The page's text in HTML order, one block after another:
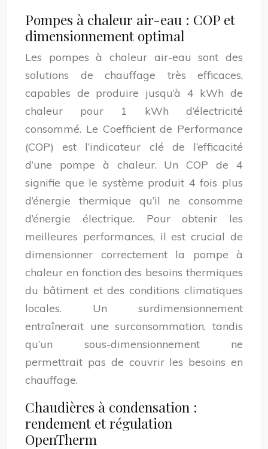
Pompes à chaleur air-eau : COP et
dimensionnement optimal
Les pompes à chaleur air-eau sont des
solutions de chauffage très efficaces,
capables de produire jusqu’à 4 kWh de
chaleur pour 1 kWh d’électricité
consommé. Le Coefficient de Performance
(COP) est l’indicateur clé de l’efficacité
d’une pompe à chaleur. Un COP de 4
signifie que le système produit 4 fois plus
d’énergie thermique qu’il ne consomme
d’énergie électrique. Pour obtenir les
meilleures performances, il est crucial de
dimensionner correctement la pompe à
chaleur en fonction des besoins thermiques
du bâtiment et des conditions climatiques
locales. Un surdimensionnement
entraînerait une surconsommation, tandis
qu’un sous-dimensionnement ne
permettrait pas de couvrir les besoins en
chauffage.
Chaudières à condensation :
rendement et régulation
OpenTherm